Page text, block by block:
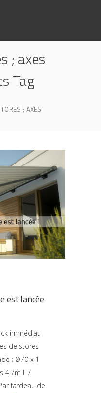
; axes
Tag
; AXES
est lancée
immédiat
de stores
: Ø70 x 1
4,7m L /
fardeau de